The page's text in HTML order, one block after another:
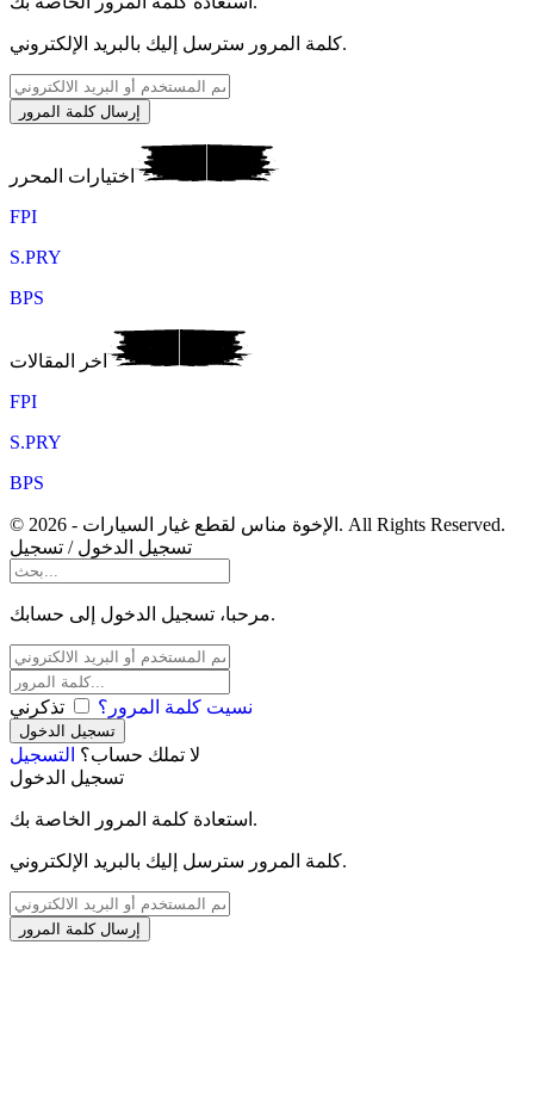
كلمة المرور سترسل إليك بالبريد الإلكتروني.
اختيارات المحرر
FPI
S.PRY
BPS
اخر المقالات
FPI
S.PRY
BPS
© 2026 - الإخوة مناس لقطع غيار السيارات. All Rights Reserved.
تسجيل الدخول / تسجيل
مرحبا، تسجيل الدخول إلى حسابك.
نسيت كلمة المرور؟ تذكرني
لا تملك حساب؟ التسجيل
تسجيل الدخول
استعادة كلمة المرور الخاصة بك.
كلمة المرور سترسل إليك بالبريد الإلكتروني.